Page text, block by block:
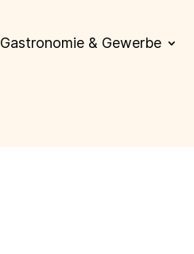
Gastronomie & Gewerbe